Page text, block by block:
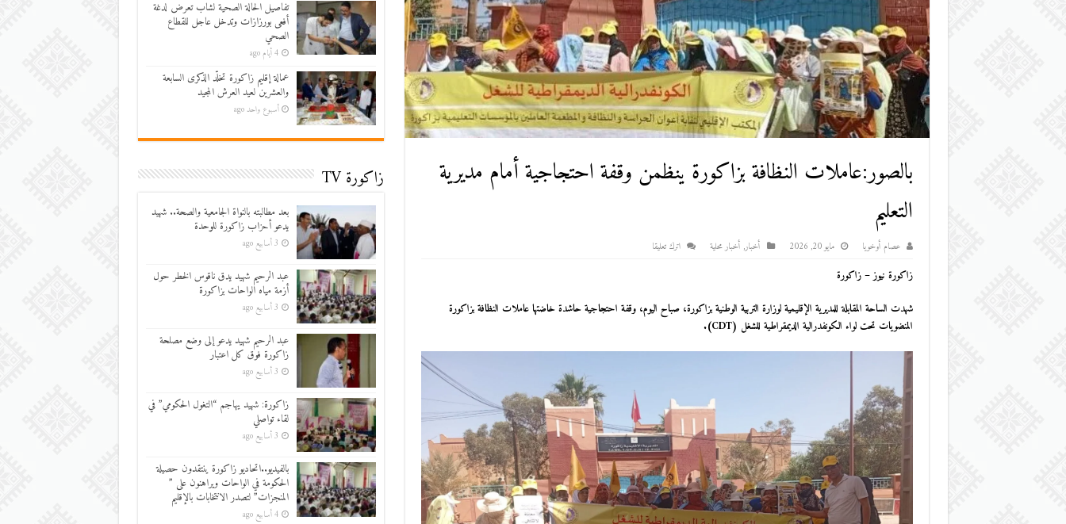
بالصور:عاملات النظافة بزاكورة ينظمن وقفة احتجاجية أمام مديرية
التعليم
عصام أوخويا مايو 20, 2026 أخبار, أخبار محلية اترك تعليقا
زاكورة نيوز – زاكورة
شهدت الساحة المقابلة للمديرية الإقليمية لوزارة التربية الوطنية بزاكورة، صباح اليوم، وقفة احتجاجية حاشدة خاضتهاعاملات النظافة بزاكورة
المنضويات تحت لواء الكونفدرالية الديمقراطية للشغل (CDT).
تفاصيل الحالة الصحية لشاب تعرض لدغة
أفعى بورزازات وتدخل عاجل للقطاع
الصحي
4 أيام ago
عمالة إقليم زاكورة تخلّد الذكرى السابعة
والعشرين لعيد العرش المجيد
أسبوع واحد ago
زاكورة TV
بعد مطالبته بالنواة الجامعية والصحة.. شهيد
يدعو أحزاب زاكورة للوحدة
3 أسابيع ago
عبد الرحيم شهيد يدق ناقوس الخطر حول
أزمة مياه الواحات بزاكورة
3 أسابيع ago
عبد الرحيم شهيد يدعو إلى وضع مصلحة
زاكورة فوق كل اعتبار
3 أسابيع ago
زاكورة: شهيد يهاجم “التغول الحكومي” في
لقاء تواصلي
3 أسابيع ago
بالفيديو..اتحاديو زاكورة ينتقدون حصيلة
الحكومة في الواحات ويراهنون على ”
المنجزات” لتصدر الانتخابات بالإقليم
4 أسابيع ago